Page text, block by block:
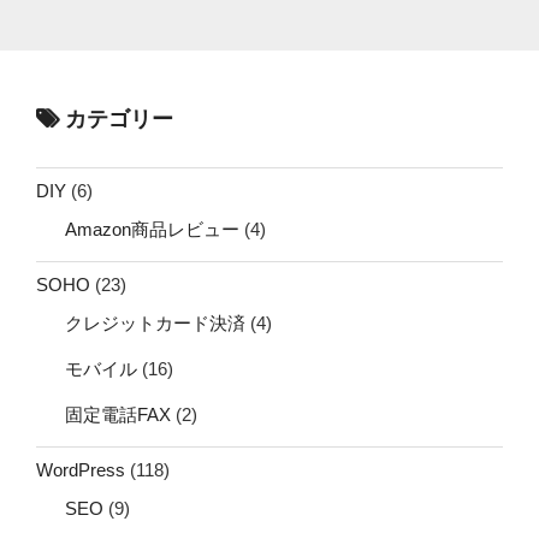
カテゴリー
DIY (6)
Amazon商品レビュー (4)
SOHO (23)
クレジットカード決済 (4)
モバイル (16)
固定電話FAX (2)
WordPress (118)
SEO (9)